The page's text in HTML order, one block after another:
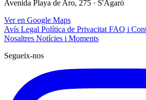
Avenida Playa de Aro, 275 · S'Agaró
Ver en Google Maps
Avís Legal Política de Privacitat FAQ i
Nosaltres Notícies i Moments
Segueix-nos